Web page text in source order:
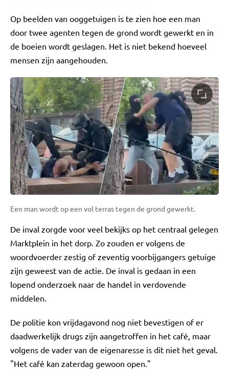
Op beelden van ooggetuigen is te zien hoe een man
door twee agenten tegen de grond wordt gewerkt en in
de boeien wordt geslagen. Het is niet bekend hoeveel
mensen zijn aangehouden.
Een man wordt op een vol terras tegen de grond gewerkt.
De inval zorgde voor veel bekijks op het centraal gelegen
Marktplein in het dorp. Zo zouden er volgens de
woordvoerder zestig of zeventig voorbijgangers getuige
zijn geweest van de actie. De inval is gedaan in een
lopend onderzoek naar de handel in verdovende
middelen.
De politie kon vrijdagavond nog niet bevestigen of er
daadwerkelijk drugs zijn aangetroffen in het café, maar
volgens de vader van de eigenaresse is dit niet het geval.
"Het café kan zaterdag gewoon open."